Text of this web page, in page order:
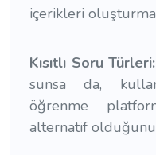
içerikleri
Kısıtlı Soru Türleri:
sunsa da,
öğrenme
alternatif